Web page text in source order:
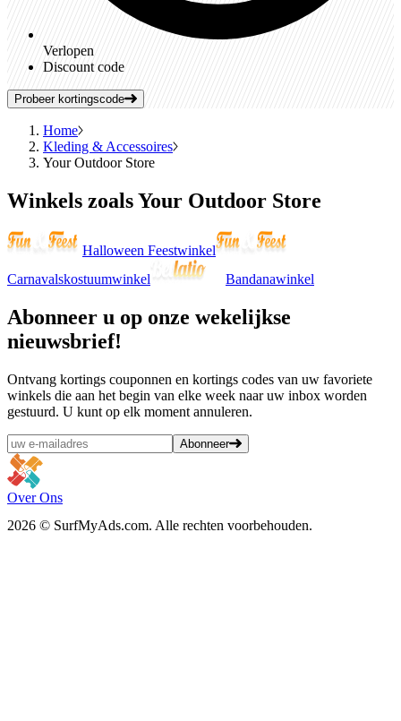
Verlopen
Discount code
Probeer kortingscode
Home
Kleding & Accessoires
Your Outdoor Store
Winkels zoals Your Outdoor Store
Halloween Feestwinkel
Carnavalskostuumwinkel
Bandanawinkel
Abonneer u op onze wekelijkse
nieuwsbrief!
Ontvang kortings couponnen en kortings codes van uw favoriete
winkels die aan het begin van elke week naar uw inbox worden
gestuurd. U kunt op elk moment annuleren.
Abonneer
Over Ons
2026 © SurfMyAds.com. Alle rechten voorbehouden.